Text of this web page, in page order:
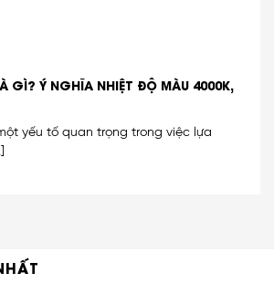
GÌ? Ý NGHĨA NHIỆT ĐỘ MÀU 4000K,
yếu tố quan trọng trong việc lựa